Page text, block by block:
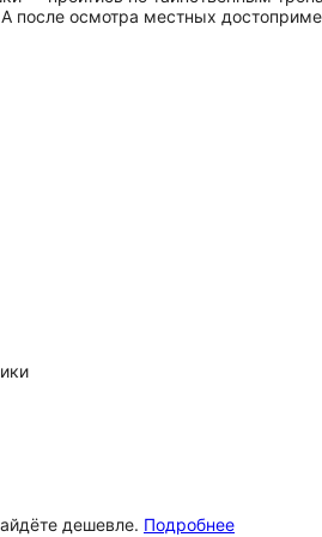
после осмотра местных
дешевле. Подробнее